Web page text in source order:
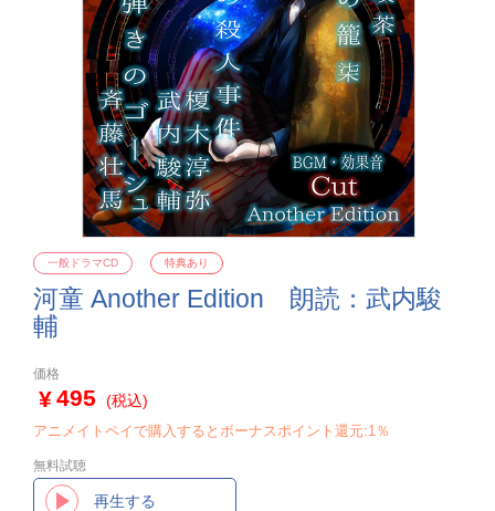
河童 Another Edition 朗読：武内駿
輔
一般ドラマCD 特典あり
価格
495 (税込)
アニメイトペイで購入するとボーナスポイント還元:1％
無料試聴
再生する